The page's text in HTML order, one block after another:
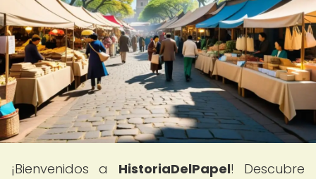
¡Bienvenidos a HistoriaDelPapel! Descubre